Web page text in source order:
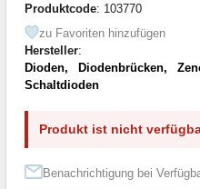
Produktcode: 103770
zu Favoriten hinzufügen
Hersteller:
Dioden, Diodenbrücken,
Schaltdioden
Produkt ist nicht
Benachrichtigung bei